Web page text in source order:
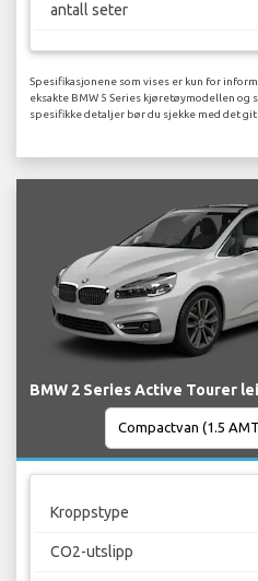
antall seter
Spesifikasjonene som vises er kun for
eksakte BMW 5 Series kjøretøymodellen og
spesifikke detaljer bør du sjekke med det
BMW 2 Series Active Tourer
Kroppstype
CO2-utslipp